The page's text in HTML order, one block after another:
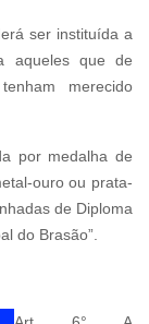
ser instituída a
aqueles que de
merecido
por medalha de
ouro ou prata-
de Diploma
do Brasão”.